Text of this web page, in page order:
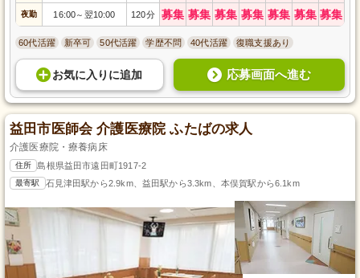
夜勤 16:00～ 翌10:00 120分 募集 募集 募集 募集 募集 募集 募集
60代活躍 新卒可 50代活躍 学歴不問 40代活躍 復職支援あり
お気に入り に追加 応募画面へ進む
益田市医師会 介護医療院 ふたばの求人
介護医療院・療養病床
住所 島根県益田市遠田町1917-2
最寄駅 石見津田駅から2.9km、益田駅から3.3km、本俣賀駅から6.1km